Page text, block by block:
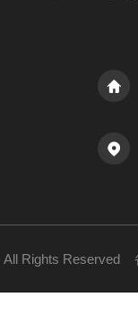
All Rights Reserved